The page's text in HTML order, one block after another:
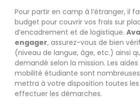
Pour partir en camp à l’étranger, il
budget pour couvrir vos frais sur
d’encadrement et de logistique.
engager, assurez-vous de bien
(niveau de langue, âge, etc.) ainsi
demandé selon la mission. Les
mobilité étudiante sont
mettra à votre disposition toutes
effectuer les démarches.